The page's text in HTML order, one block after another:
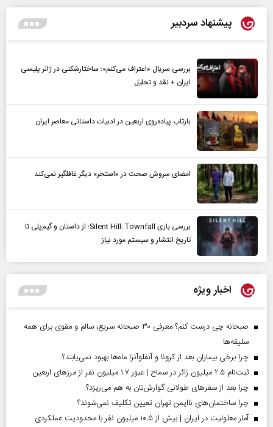
پیشنهاد سردبیر
بررسی سریال «اعتراف می‌کنم»؛ ساختارشکنی در ژانر پلیسی
ایران + نقد و تحلیل
بازتاب پیاده‌روی اربعین در ادبیات داستانی معاصر ایران
امضای سروش صحت در «استخر» دیگر غافلگیر نمی‌کند
بررسی بازی Silent Hill: Townfall؛ از داستان و گیم‌پلی تا
تاریخ انتشار و سیستم مورد نیاز
اخبار ویژه
صبحانه چی درست کنم؟ معرفی ۳۰ صبحانه سریع، سالم و مقوی برای همه
سلیقه‌ها
چرا برخی بیماران بعد از کرونا و آنفلوآنزا ماه‌ها بهبود نمی‌یابند؟
ثبت‌نام ۲.۵ میلیون زائر در سماح | عبور ۱.۷ میلیون نفر از مرز‌های اربعین
چرا بعد از سفرهای طولانی گوارش‌تان به هم می‌ریزد؟
چرا ساختمان‌های ناایمن تهران تعیین تکلیف نمی‌شوند؟
آمار معلولیت در ایران | بیش از ۱۰.۵ میلیون نفر با محدودیت عملکردی